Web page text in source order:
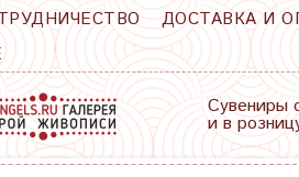
ДОСТАВКА И
Сувениры
и в